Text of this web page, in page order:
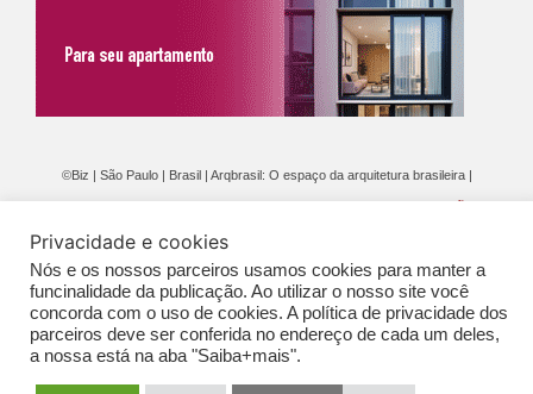
©Biz | São Paulo | Brasil | Arqbrasil: O espaço da arquitetura brasileira |
GERAIS DE PUBLICAÇÃO (CGP
Privacidade e cookies
Nós e os nossos parceiros usamos cookies para manter a
funcinalidade da publicação. Ao utilizar o nosso site você
concorda com o uso de cookies. A política de privacidade dos
parceiros deve ser conferida no endereço de cada um deles,
a nossa está na aba "Saiba+mais".